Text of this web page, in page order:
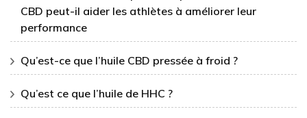
CBD peut-il aider les athlètes à améliorer leur
performance
Qu’est-ce que l’huile CBD pressée à froid ?
Qu’est ce que l’huile de HHC ?